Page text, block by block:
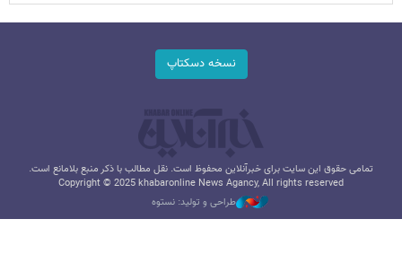
نسخه دسکتاپ
تمامی حقوق این سایت برای خبرآنلاین محفوظ است. نقل مطالب با ذکر منبع بلامانع است.
Copyright © 2025 khabaronline News Agancy, All rights reserved
طراحی و تولید: نستوه